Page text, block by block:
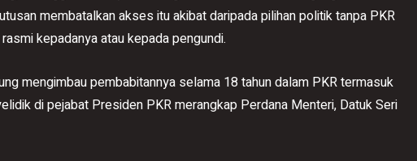
membatalkan akses itu akibat daripada pilihan politik tanpa PKR
kepadanya atau kepada pengundi.
mengimbau pembabitannya selama 18 tahun dalam PKR termasuk
di pejabat Presiden PKR merangkap Perdana Menteri, Datuk Seri